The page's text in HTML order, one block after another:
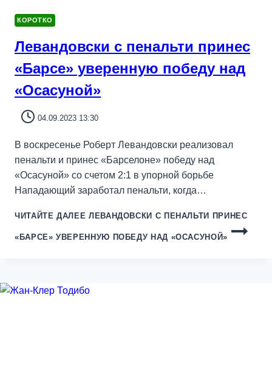
КОРОТКО
Левандовски с пенальти принес
«Барсе» уверенную победу над
«Осасуной»
04.09.2023 13:30
В воскресенье Роберт Левандовски реализовал
пенальти и принес «Барселоне» победу над
«Осасуной» со счетом 2:1 в упорной борьбе
Нападающий заработал пенальти, когда…
ЧИТАЙТЕ ДАЛЕЕ ЛЕВАНДОВСКИ С ПЕНАЛЬТИ ПРИНЕС
«БАРСЕ» УВЕРЕННУЮ ПОБЕДУ НАД «ОСАСУНОЙ»